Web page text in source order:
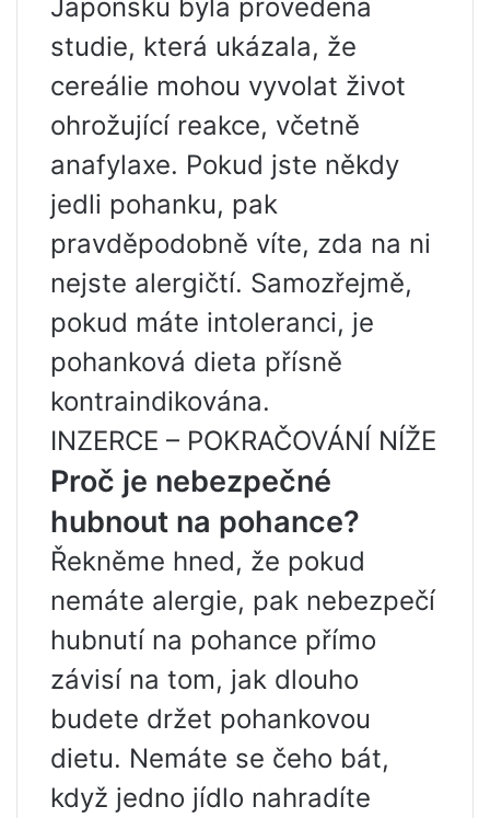
Japonsku byla provedena
studie, která ukázala, že
cereálie mohou vyvolat život
ohrožující reakce, včetně
anafylaxe. Pokud jste někdy
jedli pohanku, pak
pravděpodobně víte, zda na ni
nejste alergičtí. Samozřejmě,
pokud máte intoleranci, je
pohanková dieta přísně
kontraindikována.
INZERCE – POKRAČOVÁNÍ NÍŽE
Proč je nebezpečné
hubnout na pohance?
Řekněme hned, že pokud
nemáte alergie, pak nebezpečí
hubnutí na pohance přímo
závisí na tom, jak dlouho
budete držet pohankovou
dietu. Nemáte se čeho bát,
když jedno jídlo nahradíte